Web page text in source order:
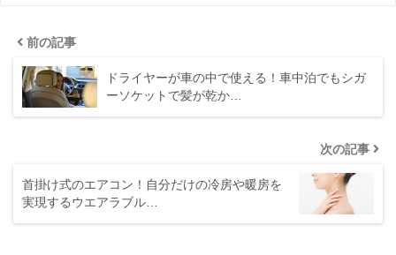
前の記事
ドライヤーが車の中で使える！車中泊でもシガ
ーソケットで髪が乾か…
次の記事
首掛け式のエアコン！自分だけの冷房や暖房を
実現するウエアラブル…